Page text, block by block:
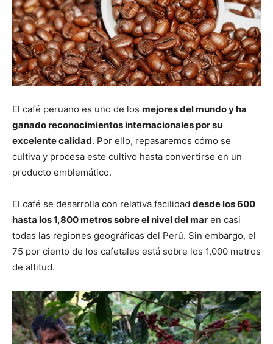
El café peruano es uno de los mejores del mundo y ha
ganado reconocimientos internacionales por su
excelente calidad. Por ello, repasaremos cómo se
cultiva y procesa este cultivo hasta convertirse en un
producto emblemático.
El café se desarrolla con relativa facilidad desde los 600
hasta los 1,800 metros sobre el nivel del mar en casi
todas las regiones geográficas del Perú. Sin embargo, el
75 por ciento de los cafetales está sobre los 1,000 metros
de altitud.